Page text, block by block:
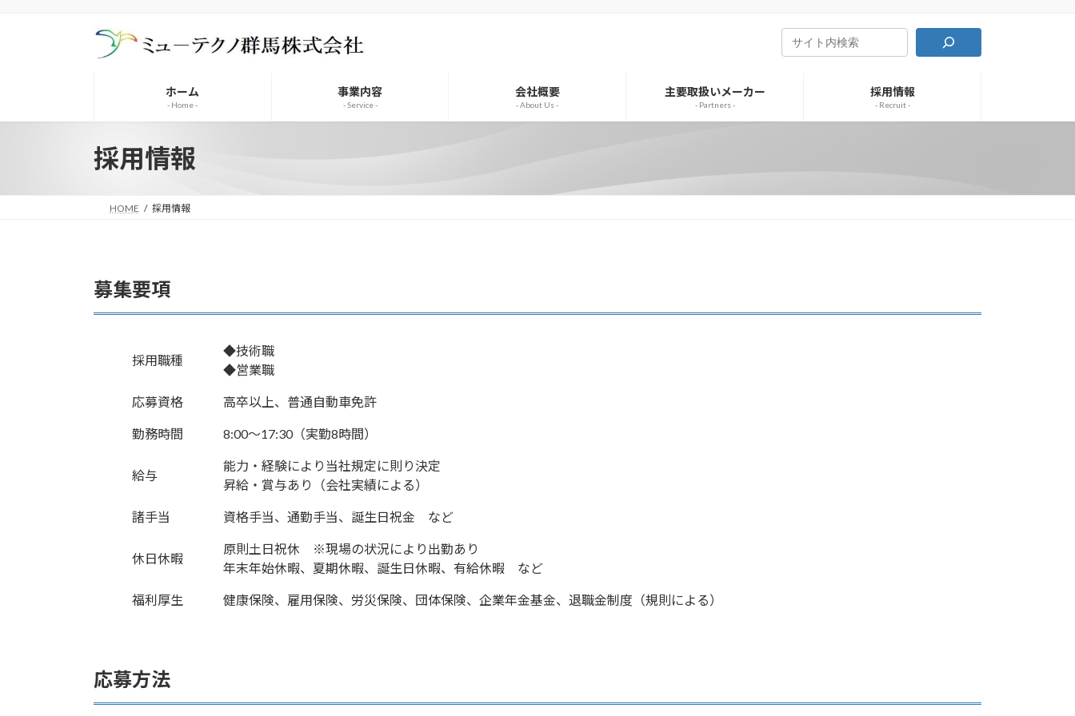
ス
ン
ホーム
- Home -
事業内容
- Service -
会社概要
- About Us -
主要取扱いメーカー
- Partners -
採用情報
- Recruit -
採用情報
HOME 採用情報
募集要項
採用職種
◆技術職
◆営業職
応募資格 高卒以上、普通自動車免許
勤務時間 8:00～17:30（実勤8時間）
給与
能力・経験により当社規定に則り決定
昇給・賞与あり（会社実績による）
諸手当 資格手当、通勤手当、誕生日祝金 など
休日休暇
原則土日祝休 ※現場の状況により出勤あり
年末年始休暇、夏期休暇、誕生日休暇、有給休暇 など
福利厚生 健康保険、雇用保険、労災保険、団体保険、企業年金基金、退職金制度（規則による）
応募方法